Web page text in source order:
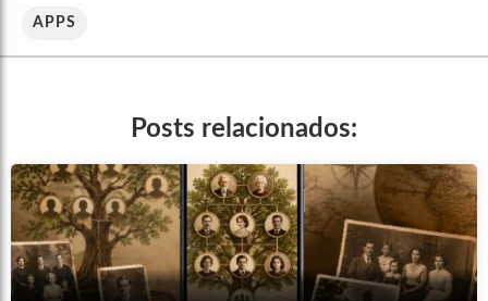
APPS
Posts relacionados: